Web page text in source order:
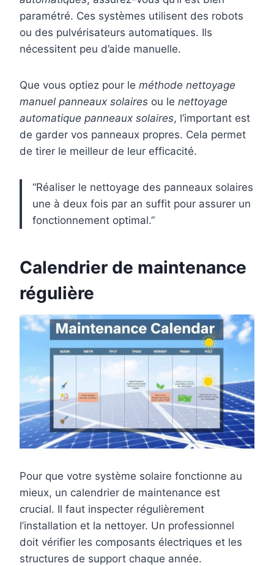
paramétré. Ces systèmes utilisent des robots
ou des pulvérisateurs automatiques. Ils
nécessitent peu d’aide manuelle.
Que vous optiez pour le méthode nettoyage
manuel panneaux solaires ou le nettoyage
automatique panneaux solaires, l’important est
de garder vos panneaux propres. Cela permet
de tirer le meilleur de leur efficacité.
“Réaliser le nettoyage des panneaux solaires
une à deux fois par an suffit pour assurer un
fonctionnement optimal.”
Calendrier de maintenance
régulière
Pour que votre système solaire fonctionne au
mieux, un calendrier de maintenance est
crucial. Il faut inspecter régulièrement
l’installation et la nettoyer. Un professionnel
doit vérifier les composants électriques et les
structures de support chaque année.